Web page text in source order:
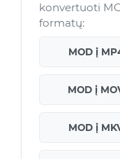
konvertuoti
formatų:
MOD į
MOD į
MOD į